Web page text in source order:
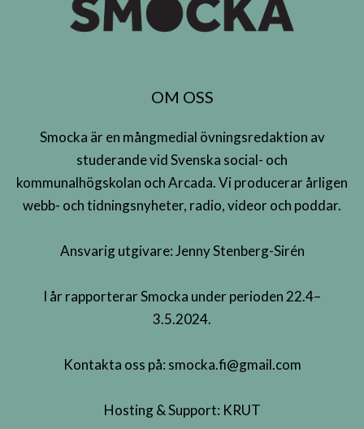
OM OSS
Smocka är en mångmedial övningsredaktion av
studerande vid Svenska social- och
kommunalhögskolan och Arcada. Vi producerar årligen
webb- och tidningsnyheter, radio, videor och poddar.
Ansvarig utgivare: Jenny Stenberg-Sirén
I år rapporterar Smocka under perioden 22.4–
3.5.2024.
Kontakta oss på: smocka.fi@gmail.com
Hosting & Support: KRUT